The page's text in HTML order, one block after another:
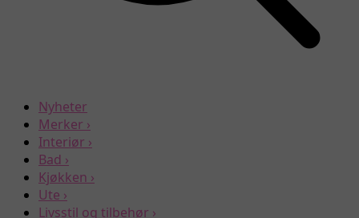
Nyheter
Merker ›
Interiør ›
Bad ›
Kjøkken ›
Ute ›
Livsstil og tilbehør ›